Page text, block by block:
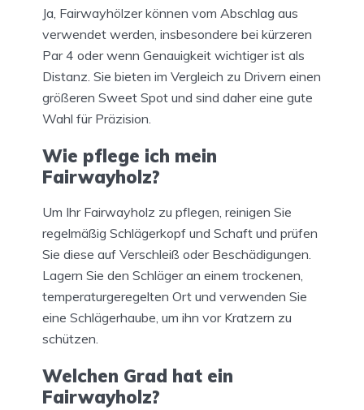
Ja, Fairwayhölzer können vom Abschlag aus
verwendet werden, insbesondere bei kürzeren
Par 4 oder wenn Genauigkeit wichtiger ist als
Distanz. Sie bieten im Vergleich zu Drivern einen
größeren Sweet Spot und sind daher eine gute
Wahl für Präzision.
Wie pflege ich mein
Fairwayholz?
Um Ihr Fairwayholz zu pflegen, reinigen Sie
regelmäßig Schlägerkopf und Schaft und prüfen
Sie diese auf Verschleiß oder Beschädigungen.
Lagern Sie den Schläger an einem trockenen,
temperaturgeregelten Ort und verwenden Sie
eine Schlägerhaube, um ihn vor Kratzern zu
schützen.
Welchen Grad hat ein
Fairwayholz?